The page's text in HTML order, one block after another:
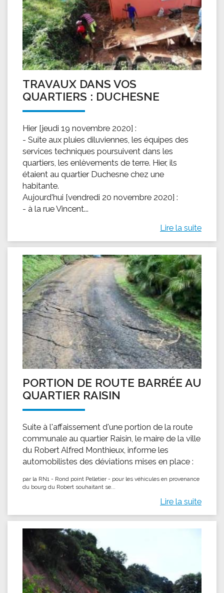
TRAVAUX DANS VOS
QUARTIERS : DUCHESNE
Hier [jeudi 19 novembre 2020] :
- Suite aux pluies diluviennes, les équipes des
services techniques poursuivent dans les
quartiers, les enlèvements de terre. Hier, ils
étaient au quartier Duchesne chez une
habitante.
Aujourd'hui [vendredi 20 novembre 2020] :
- à la rue Vincent...
Lire la suite
PORTION DE ROUTE BARRÉE AU
QUARTIER RAISIN
Suite à l'affaissement d'une portion de la route
communale au quartier Raisin, le maire de la ville
du Robert Alfred Monthieux, informe les
automobilistes des déviations mises en place :
par la RN1 - Rond point Pelletier - pour les véhicules en provenance
du bourg du Robert souhaitant se...
Lire la suite